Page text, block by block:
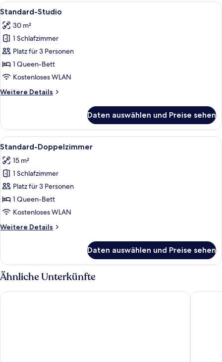
Alle
Fotos
für
Standard-
Studio
anzeigen
Ein ordentlich bezogenes Bett mit
5
Standard-Studio
30 m²
1 Schlafzimmer
Platz für 3 Personen
1 Queen-Bett
Kostenloses WLAN
Weitere Details
Weitere
Studio
Daten auswählen und Preise sehen
Alle
Fotos
für
Standard-
Doppelzimmer
anzeigen
Ein ordentlich bezogenes Bett mit
6
Standard-Doppelzimmer
15 m²
1 Schlafzimmer
Platz für 3 Personen
1 Queen-Bett
Kostenloses WLAN
Weitere Details
Weitere
Doppelzimmer
Daten auswählen und Preise sehen
Ähnliche Unterkünfte
PLAZA Premium Sylt TUI